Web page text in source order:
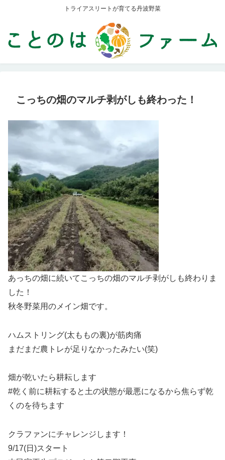
トライアスリートが育てる丹波野菜
こっちの畑のマルチ剥がしも終わった！
あっちの畑に続いてこっちの畑のマルチ剥がしも終わりま
した！
秋冬野菜用のメイン畑です。
ハムストリング(太ももの裏)が筋肉痛
まだまだ農トレが足りなかったみたい(笑)
畑が乾いたら耕耘します
#乾く前に耕耘すると土の状態が最悪になるから焦らず乾
くのを待ちます
クラファンにチャレンジします！
9/17(日)スタート